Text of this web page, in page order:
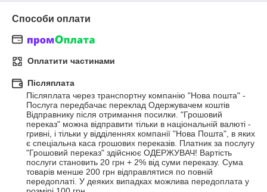
Способи оплати
Оплатити частинами
Післяплата
Післяплата через транспортну компанію "Нова пошта" -
Послуга передбачає переклад Одержувачем коштів
Відправнику після отримання посилки. "Грошовий
переказ" можна відправити тільки в національній валюті -
гривні, і тільки у відділеннях компанії "Нова Пошта", в яких
є спеціальна каса грошових переказів. Платник за послугу
"Грошовий переказ" здійснює ОДЕРЖУВАЧ! Вартість
послуги становить 20 грн + 2% від суми переказу. Сума
товарів менше 200 грн відправлятися по повній
передоплаті. У деяких випадках можлива передоплата у